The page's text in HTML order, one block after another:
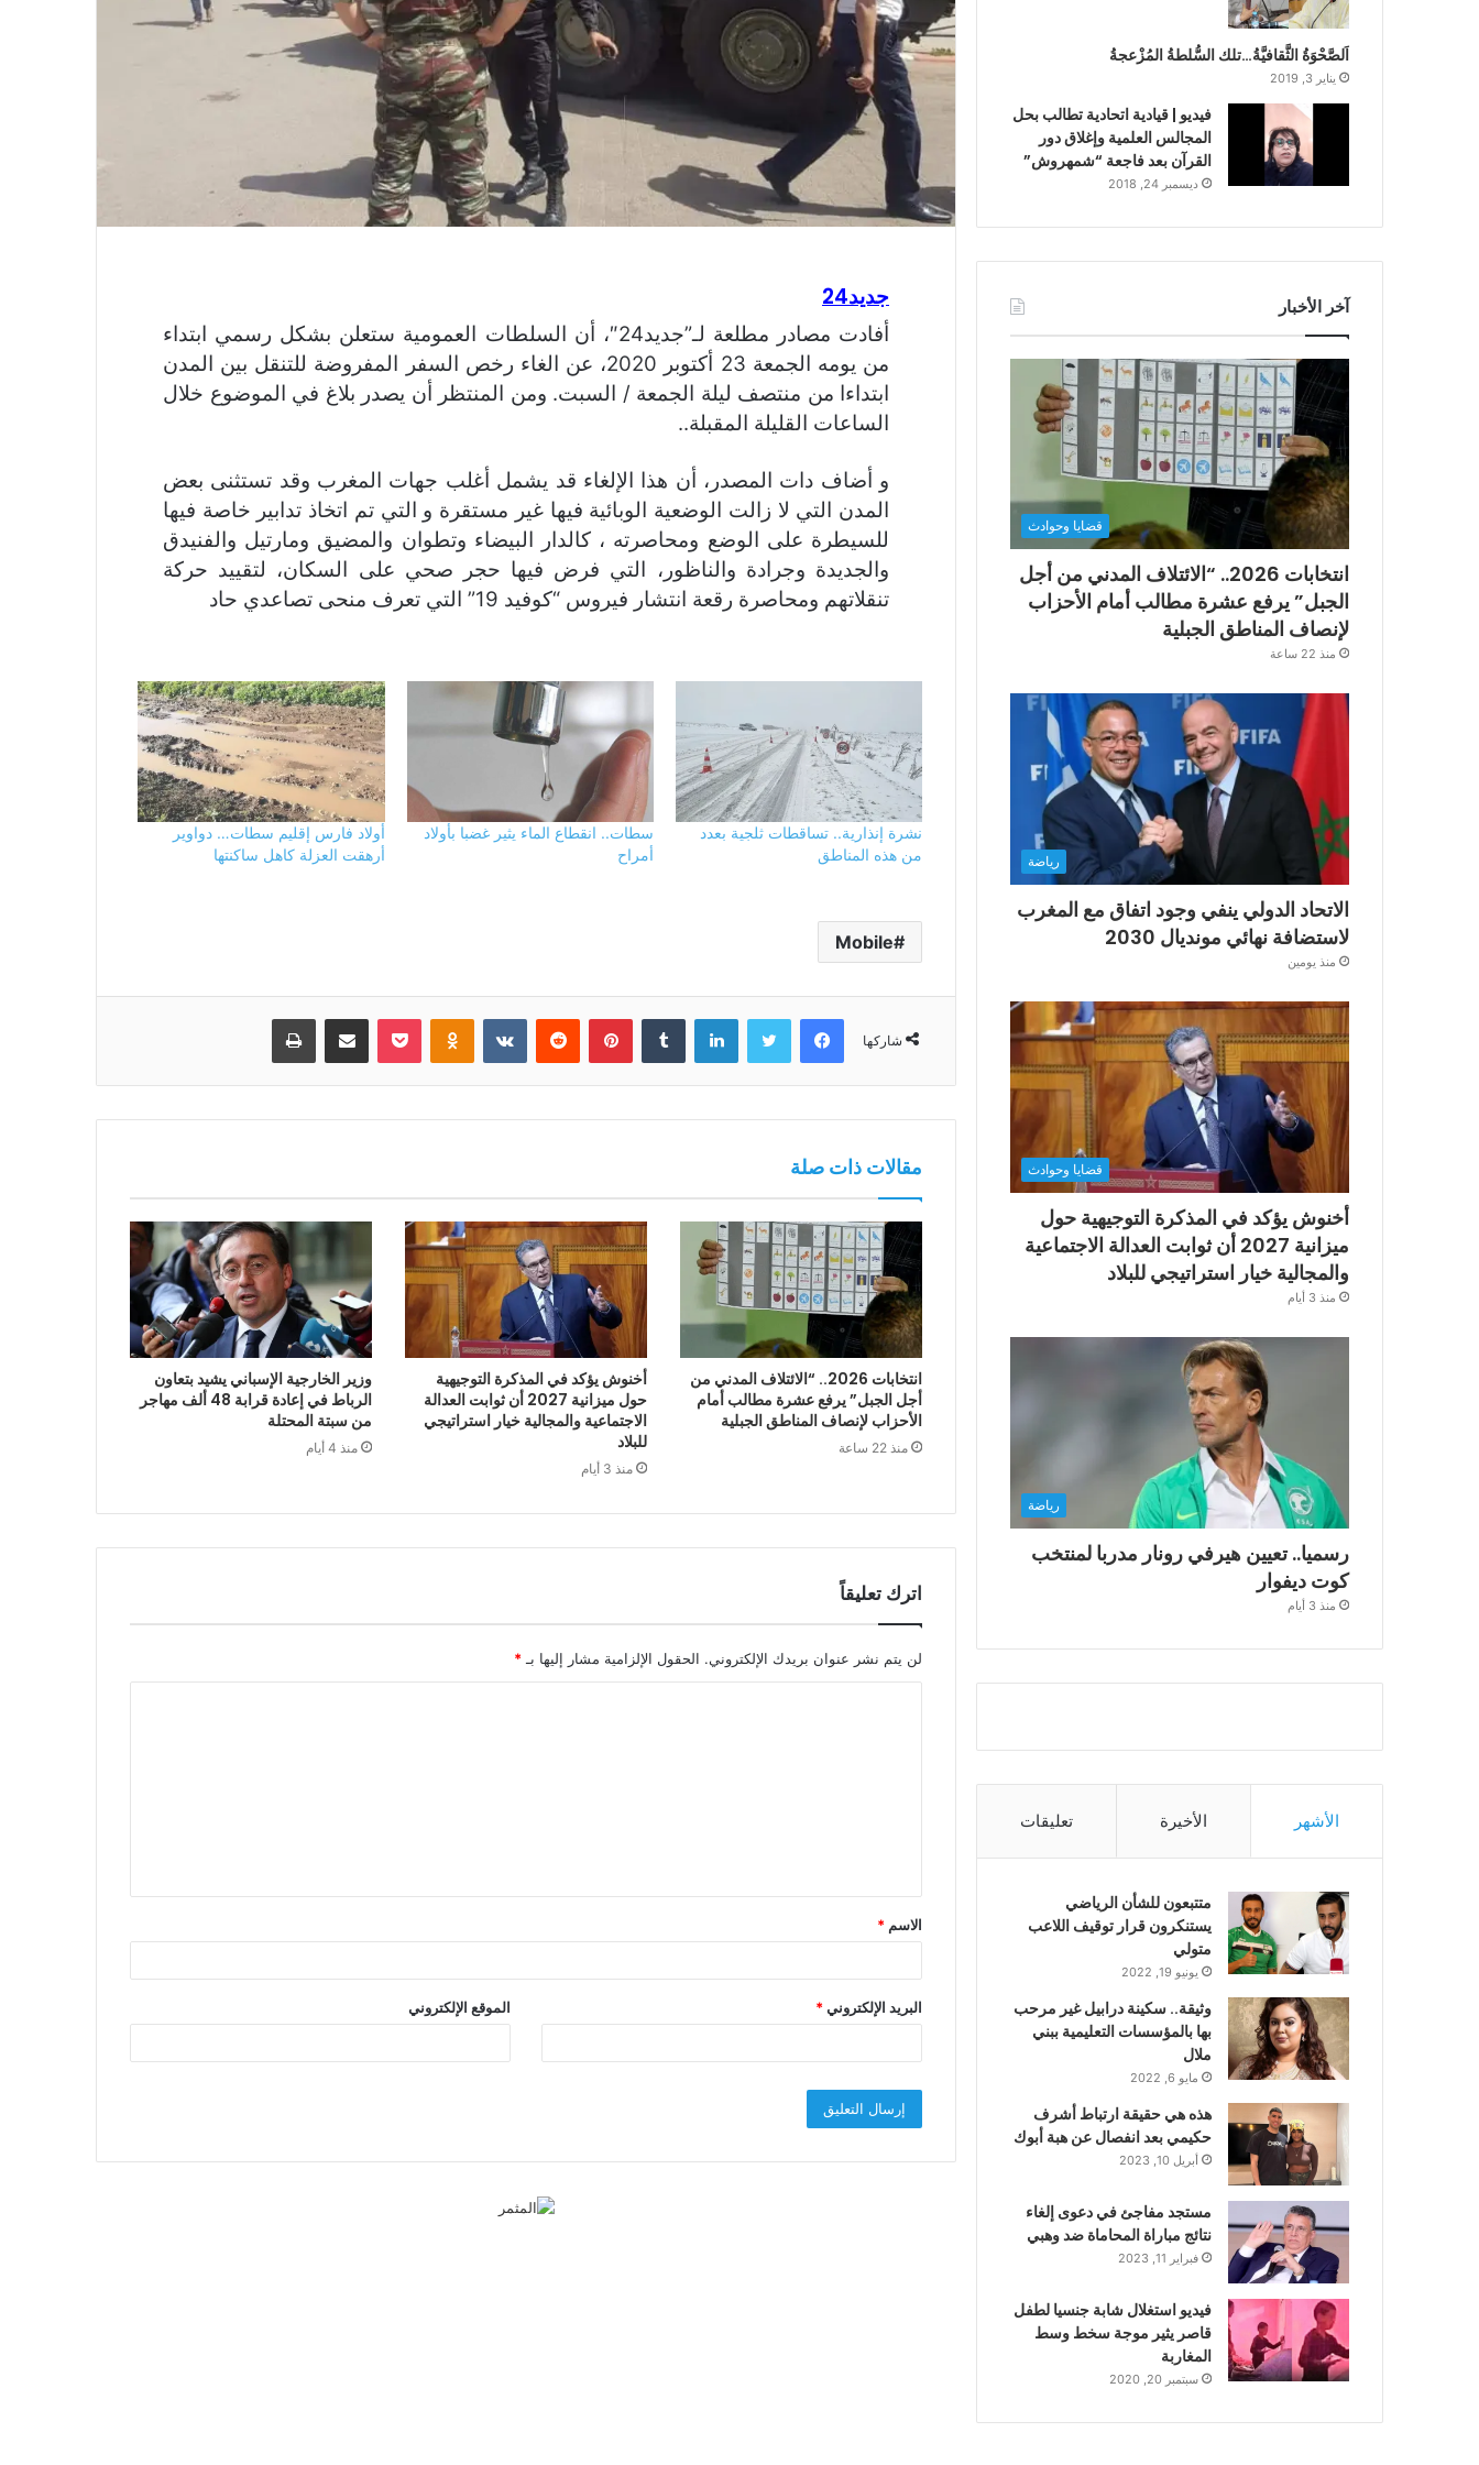
جديد24
أفادت مصادر مطلعة لـ”جديد24″، أن السلطات العمومية ستعلن بشكل رسمي ابتداء
من يومه الجمعة 23 أكتوبر 2020، عن الغاء رخص السفر المفروضة للتنقل بين المدن
ابتداءا من منتصف ليلة الجمعة / السبت. ومن المنتظر أن يصدر بلاغ في الموضوع خلال
الساعات القليلة المقبلة..
و أضاف دات المصدر، أن هذا الإلغاء قد يشمل أغلب جهات المغرب وقد تستثنى بعض
المدن التي لا زالت الوضعية الوبائية فيها غير مستقرة و التي تم اتخاذ تدابير خاصة فيها
للسيطرة على الوضع ومحاصرته ، كالدار البيضاء وتطوان والمضيق ومارتيل والفنيدق
والجديدة وجرادة والناظور، التي فرض فيها حجر صحي على السكان، لتقييد حركة
تنقلاتهم ومحاصرة رقعة انتشار فيروس “كوفيد 19” التي تعرف منحى تصاعدي حاد
نشرة إنذارية.. تساقطات ثلجية بعدد
من هذه المناطق
سطات.. انقطاع الماء يثير غضبا بأولاد
أمراح
أولاد فارس إقليم سطات… دواوير
أرهقت العزلة كاهل ساكنتها
Mobile
شاركها
فيسبوك تويتر لينكدإن بينتيريست Odnoklassniki
بوكيت مشاركة عبر البريد طباعة
مقالات ذات صلة
انتخابات 2026.. “الائتلاف المدني من
أجل الجبل” يرفع عشرة مطالب أمام
الأحزاب لإنصاف المناطق الجبلية
منذ 22 ساعة
أخنوش يؤكد في المذكرة التوجيهية
حول ميزانية 2027 أن ثوابت العدالة
الاجتماعية والمجالية خيار استراتيجي
للبلاد
منذ 3 أيام
وزير الخارجية الإسباني يشيد بتعاون
الرباط في إعادة قرابة 48 ألف مهاجر
من سبتة المحتلة
منذ 4 أيام
اترك تعليقاً
لن يتم نشر عنوان بريدك الإلكتروني. الحقول الإلزامية مشار إليها بـ*
ق
*
الاسم *
البريد الإلكتروني* الموقع الإلكتروني
اَلصَّحْوَةُ الثَّقافيَّةُ…تلك السُّلطةُ المُزْعجةُ
يناير 3, 2019
فيديو | قيادية اتحادية تطالب بحل
المجالس العلمية وإغلاق دور
القرآن بعد فاجعة “شمهروش”
ديسمبر 24, 2018
آخر الأخبار
قضايا وحوادث
انتخابات 2026.. “الائتلاف المدني من أجل
الجبل” يرفع عشرة مطالب أمام الأحزاب
لإنصاف المناطق الجبلية
منذ 22 ساعة
رياضة
الاتحاد الدولي ينفي وجود اتفاق مع المغرب
لاستضافة نهائي مونديال 2030
منذ يومين
قضايا وحوادث
أخنوش يؤكد في المذكرة التوجيهية حول
ميزانية 2027 أن ثوابت العدالة الاجتماعية
والمجالية خيار استراتيجي للبلاد
منذ 3 أيام
رياضة
رسميا.. تعيين هيرفي رونار مدربا لمنتخب
كوت ديفوار
منذ 3 أيام
الأشهر الأخيرة تعليقات
متتبعون للشأن الرياضي
يستنكرون قرار توقيف اللاعب
متولي
يونيو 19, 2022
وثيقة.. سكينة درابيل غير مرحب
بها بالمؤسسات التعليمية ببني
ملال
مايو 6, 2022
هذه هي حقيقة ارتباط أشرف
حكيمي بعد انفصال عن هبة أبوك
أبريل 10, 2023
مستجد مفاجئ في دعوى إلغاء
نتائج مباراة المحاماة ضد وهبي
فبراير 11, 2023
فيديو استغلال شابة جنسيا لطفل
قاصر يثير موجة سخط وسط
المغاربة
سبتمبر 20, 2020